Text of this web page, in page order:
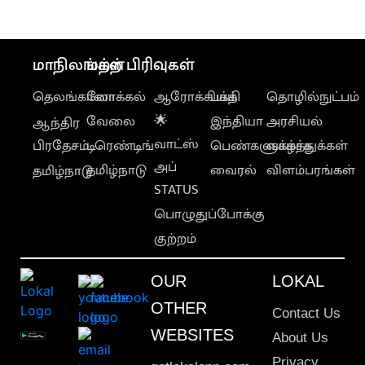
மாநிலங்கள்
தெலங்கானா
ஆந்திர
பிரதேசம்
தமிழ்நாடு
மற்ற பிரிவுகள்
லோக்கல்
வேலை
டிரெண்டிங்
தமிழ்நாடு
ஆரோக்கியம்
🌟
வாட்ஸ்
அப்
STATUS
பொழுதுப்போக்கு
குற்றம்
பக்தி
இந்தியா
பெண்களுக்காக
வைரல்
தொழில்நுட்பம்
அரசியல்
வாழ்த்துக்கள்
விளம்பரங்கள்
OUR
OTHER
WEBSITES
LOKAL
Contact Us
About Us
Privacy